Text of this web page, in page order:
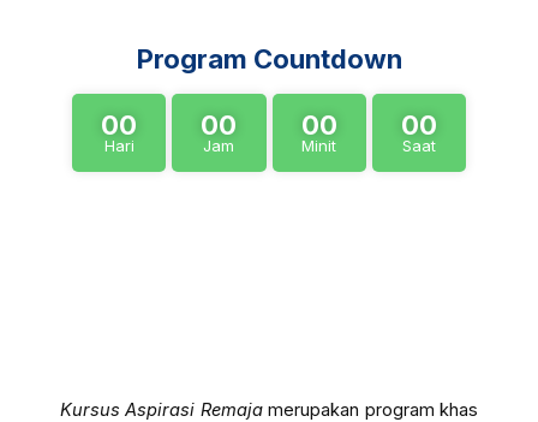
Program Countdown
00
Hari
00
Jam
00
Minit
00
Saat
Kursus Aspirasi Remajamerupakan program khas